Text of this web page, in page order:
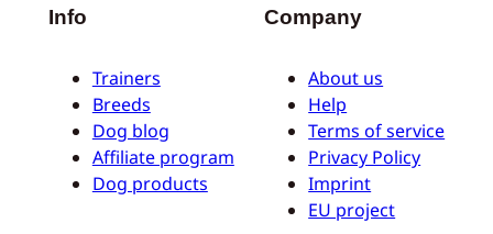
Info
Trainers
Breeds
Dog blog
Affiliate program
Dog products
Company
About us
Help
Terms of service
Privacy Policy
Imprint
EU project